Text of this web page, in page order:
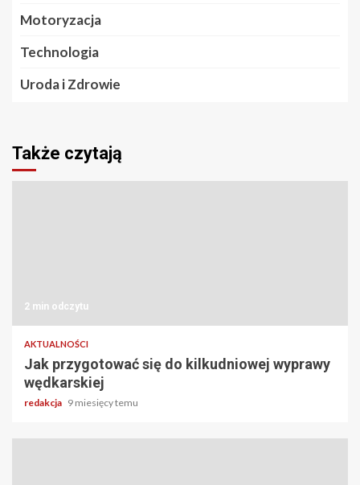
Motoryzacja
Technologia
Uroda i Zdrowie
Także czytają
2 min odczytu
AKTUALNOŚCI
Jak przygotować się do kilkudniowej wyprawy
wędkarskiej
redakcja 9 miesięcy temu